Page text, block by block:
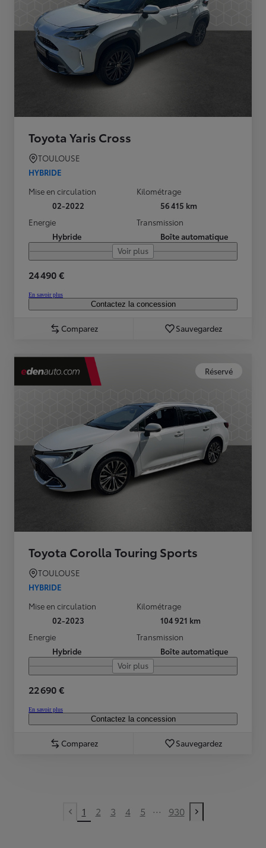
Toyota Yaris Cross
TOULOUSE
HYBRIDE
Mise en circulation
02-2022
Kilométrage
56 415 km
Energie
Hybride
Transmission
Boîte automatique
Voir plus
24 490 €
En savoir plus
Contactez la concession
Comparez Sauvegardez
Réservé
Toyota Corolla Touring Sports
TOULOUSE
HYBRIDE
Mise en circulation
02-2023
Kilométrage
104 921 km
Energie
Hybride
Transmission
Boîte automatique
Voir plus
22 690 €
En savoir plus
Contactez la concession
Comparez Sauvegardez
Previous page
1 2 3 4 5 ... 930
Next page